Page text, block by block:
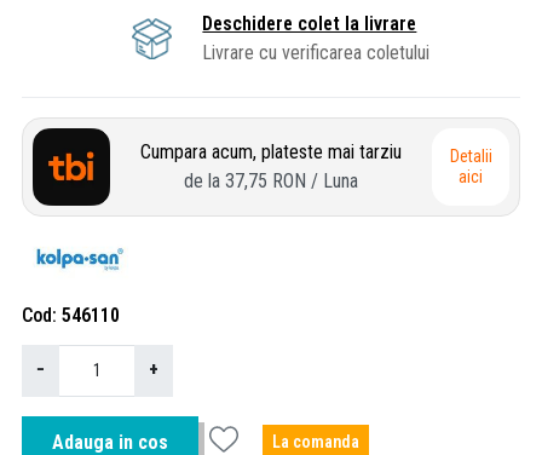
Deschidere colet la livrare
Livrare cu verificarea coletului
Cumpara acum, plateste mai tarziu
de la 37,75 RON / Luna
Detalii
aici
Cod 546110
− +
Adauga in cos La comanda